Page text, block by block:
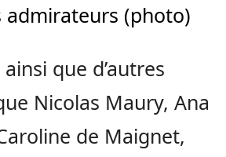
(photo)
que d’autres
Nicolas Maury, Ana
de Maignet,